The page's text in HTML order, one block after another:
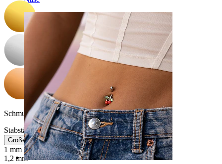
Schmucksteinfarbe:Durchsichtig
Stabstärke:
Größeninfo
1 mm
1,2 mm